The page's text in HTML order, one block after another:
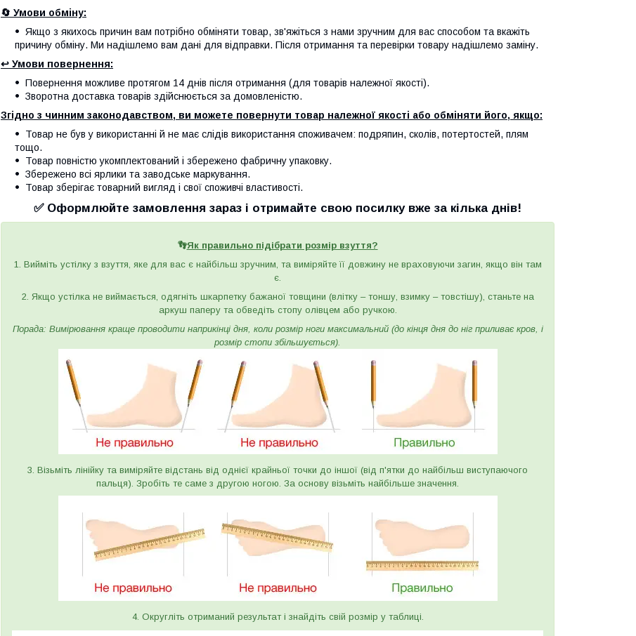
🔄 Умови обміну:
Якщо з якихось причин вам потрібно обміняти товар, зв'яжіться з нами зручним для вас способом та вкажіть
причину обміну. Ми надішлемо вам дані для відправки. Після отримання та перевірки товару надішлемо заміну.
↩️ Умови повернення:
Повернення можливе протягом 14 днів після отримання (для товарів належної якості).
Зворотна доставка товарів здійснюється за домовленістю.
Згідно з чинним законодавством, ви можете повернути товар належної якості або обміняти його, якщо:
Товар не був у використанні й не має слідів використання споживачем: подряпин, сколів, потертостей, плям
тощо.
Товар повністю укомплектований і збережено фабричну упаковку.
Збережено всі ярлики та заводське маркування.
Товар зберігає товарний вигляд і свої споживчі властивості.
✅ Оформлюйте замовлення зараз і отримайте свою посилку вже за кілька днів!
👣Як правильно підібрати розмір взуття?
1. Вийміть устілку з взуття, яке для вас є найбільш зручним, та виміряйте її довжину не враховуючи загин, якщо він там
є.
2. Якщо устілка не виймається, одягніть шкарпетку бажаної товщини (влітку – тоншу, взимку – товстішу), станьте на
аркуш паперу та обведіть стопу олівцем або ручкою.
Порада: Вимірювання краще проводити наприкінці дня, коли розмір ноги максимальний (до кінця дня до ніг приливає кров, і
розмір стопи збільшується).
3. Візьміть лінійку та виміряйте відстань від однієї крайньої точки до іншої (від п'ятки до найбільш виступаючого
пальця). Зробіть те саме з другою ногою. За основу візьміть найбільше значення.
4. Округліть отриманий результат і знайдіть свій розмір у таблиці.